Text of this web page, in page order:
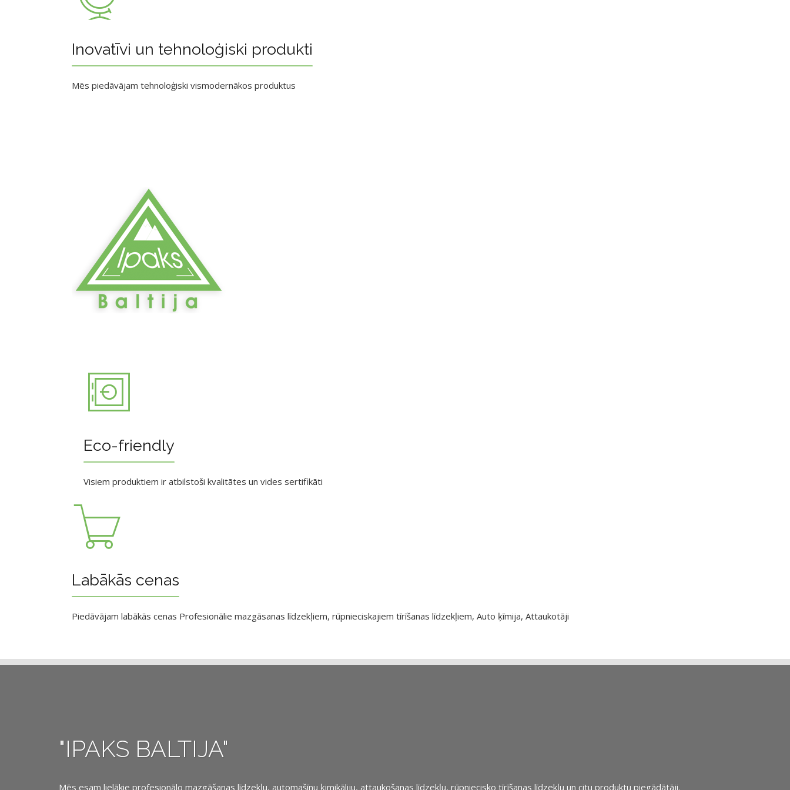
Inovatīvi un tehnoloģiski produkti
Mēs piedāvājam tehnoloģiski vismodernākos produktus
Eco-friendly
Visiem produktiem ir atbilstoši kvalitātes un vides sertifikāti
Labākās cenas
Piedāvājam labākās cenas Profesionālie mazgāsanas līdzekļiem, rūpnieciskajiem tīrīšanas līdzekļiem, Auto ķīmija, Attaukotāji
"IPAKS BALTIJA"
Mēs esam lielākie profesionālo mazgāšanas līdzekļu, automašīnu ķimikāliju, attaukošanas līdzekļu, rūpniecisko tīrīšanas līdzekļu un citu produktu piegādātāji.